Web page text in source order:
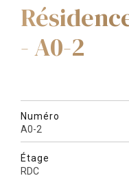
- A0-2
Numéro
A0-2
Étage
RDC